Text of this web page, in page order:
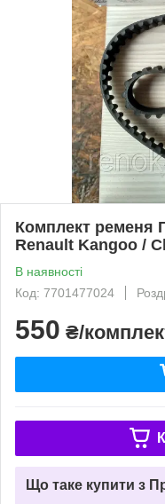
Комплект ременя
Renault Kangoo /
В наявності
Код: 7701477024
550 ₴/
Що таке купити з